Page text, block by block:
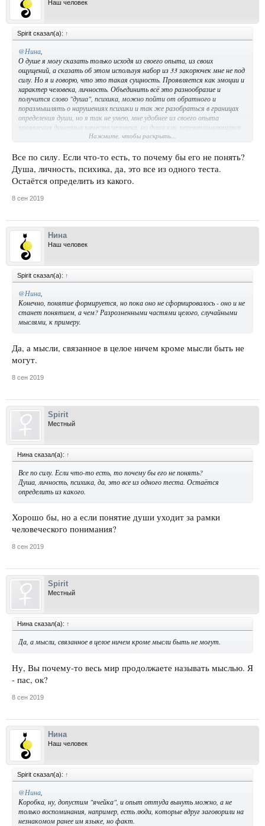
Наш человек
Spirit сказал(а): ↑
@Нина,
О душе я могу сказать только исходя из своего опыта, из своих
ощущений, а сказать об этом используя набор из 33 закорючек мне не под
силу. Но я и говорю, что это такая сущность. Проявляется как эмоции и
характер человека, личность. Объединить всё это разнообразие и
получится слово "душа", психика, можно пойти от обратного и
поразмышлять о нарушениях психики и так же разобраться в границах
определения души, но я так не умею, мне удобнее из своего опыта
проявления душевных качеств человека, но душа как перевоплощающаяся
сущность может принадлежать и не только человеку, поэтому можно
Нажмите, чтобы раскрыть...
Все по силу. Если что-то есть, то почему бы его не понять?
Душа, личность, психика, да, это все из одного теста.
Остаётся определить из какого.
8 сен 2019
Нина
Наш человек
Spirit сказал(а): ↑
@Нина
Конечно, понятие формируется, но пока оно не сформировалось - оно и не
станет понятием, а чем? Разрозненными частями целого, случайными
мыслями, к примеру.
Да, а мысли, связанное в целое ничем кроме мысли быть не
могут.
8 сен 2019
Spirit
Местный
Нина сказал(а): ↑
Все по силу. Если что-то есть, то почему бы его не понять?
Душа, личность, психика, да, это все из одного теста. Остаётся
определить из какого.
Хорошо бы, но а если понятие души уходит за рамки
человеческого понимания?
8 сен 2019
Spirit
Местный
Нина сказал(а): ↑
Да, а мысли, связанное в целое ничем кроме мысли быть не могут.
Ну, Вы почему-то весь мир продолжаете называть мыслью. Я
- пас, ок?
8 сен 2019
Нина
Наш человек
Spirit сказал(а): ↑
@Нина
Коробка, ну, допустим "ячейка", и опыт оттуда вынуть можно, а не
только воспоминания, например, есть люди, которые вдруг заговорили на
незнакомом ранее им языке, но факт.